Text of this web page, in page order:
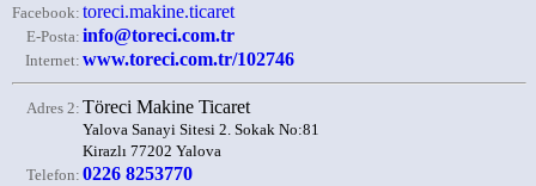
Facebook: toreci.makine.ticaret
E-Posta: info@toreci.com.tr
Internet: www.toreci.com.tr/102746
Adres 2: Töreci Makine Ticaret
Yalova Sanayi Sitesi 2. Sokak No:81
Kirazlı 77202 Yalova
Telefon: 0226 8253770